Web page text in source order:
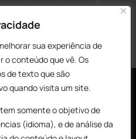
sua experiência de
o conteúdo que vê. Os
de texto que são
quando visita um site.
somente o objetivo de
(idioma), e de análise da